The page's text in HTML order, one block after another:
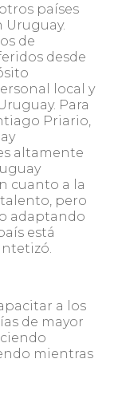
países
Uruguay.
de
desde
local y
Para
Priario,
altamente
cuanto a la
pero
adaptando
está
a los
de mayor
mientras